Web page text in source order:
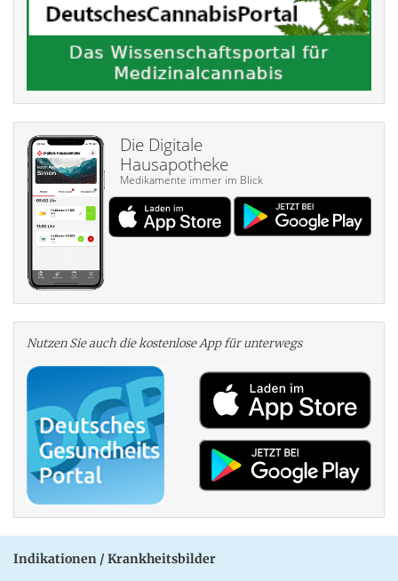
Die Digitale
Hausapotheke
Medikamente immer im Blick
Nutzen Sie auch die kosten­lose App für unterwegs
Indikationen / Krankheitsbilder